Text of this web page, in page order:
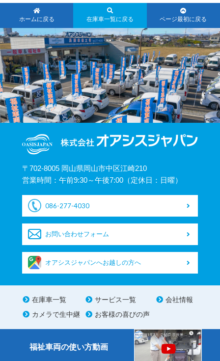
ホームに戻る 在庫車一覧に戻る ページ最初に戻る
〒702-8005 岡山県岡山市中区江崎210
営業時間：午前9:30～午後7:00（定休日：日曜）
086-277-4030
お問い合わせフォーム
オアシスジャパンへお越しの方へ
在庫車一覧 サービス一覧
会社情報
カメラで生中継
お客様の喜びの声
福祉車両の使い方動画